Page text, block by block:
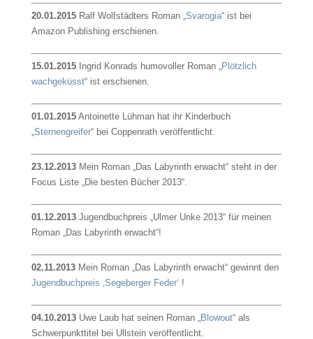
20.01.2015Ralf Wolfstädters Roman „Svarogia“ ist bei
Amazon Publishing erschienen.
15.01.2015Ingrid Konrads humovoller Roman „Plötzlich
wachgeküsst“ ist erschienen.
01.01.2015Antoinette Lühman hat ihr Kinderbuch
„Sternengreifer“ bei Coppenrath veröffentlicht.
23.12.2013Mein Roman „Das Labyrinth erwacht“ steht in der
Focus Liste „Die besten Bücher 2013“.
01.12.2013Jugendbuchpreis „Ulmer Unke 2013“ für meinen
Roman „Das Labyrinth erwacht“!
02.11.2013Mein Roman „Das Labyrinth erwacht“ gewinnt den
Jugendbuchpreis ‚Segeberger Feder‘ !
04.10.2013Uwe Laub hat seinen Roman „Blowout“ als
Schwerpunkttitel bei Ullstein veröffentlicht.